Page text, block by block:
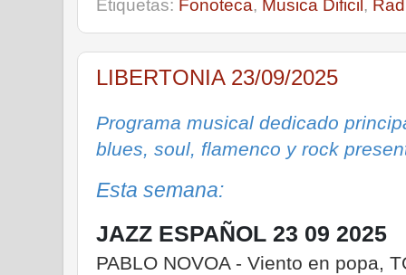
Etiquetas: Fonoteca, Musica Dificil ,
LIBERTONIA 23/09/2025
Programa musical dedicado
blues, soul, flamenco y rock
Esta semana:
JAZZ ESPAÑOL 23 09 2025
PABLO NOVOA - Viento en popa,